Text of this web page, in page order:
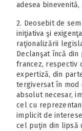
adesea
2. Deosebit de
iniţiativa şi
raţionalizării
Declanşat încă din
francez, respectiv
expertiză, din
tergiversat în
absolut necesar,
cel cu
implicit de
cel puţin din lipsă